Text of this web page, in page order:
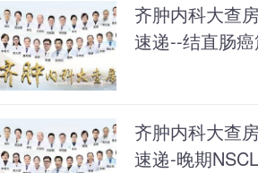
齐肿内科大查
速递--结直肠
齐肿内科大查
速递-晚期